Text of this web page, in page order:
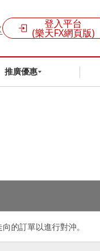
登入平台
(樂天FX網頁版)
推廣優惠
的訂單以進行對沖。